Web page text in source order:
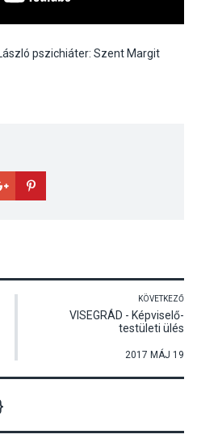
pszichiáter: Szent Margit
KÖVETKEZŐ
VISEGRÁD - Képviselő-
testületi ülés
2017 MÁJ 19